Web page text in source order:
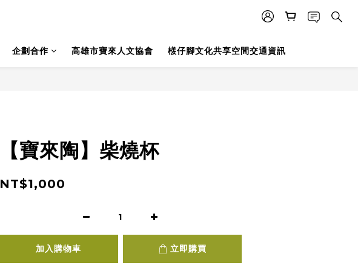
企劃合作 高雄市寶來人文協會 檨仔腳文化共享空間交通資訊
【寶來陶】柴燒杯
NT$1,000
加入購物車 立即購買